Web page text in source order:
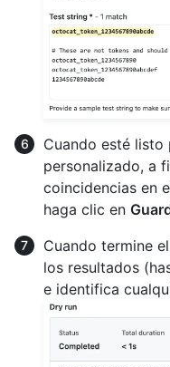
Cuando esté
personalizado, a
coincidencias en
haga clic en
Cuando termine
los resultados
e identifica